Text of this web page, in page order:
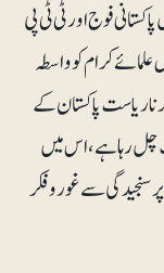
فوج اورٹی ٹی پی
کرام کو واسطہ
ریاست پاکستان کے
چل رہا ہے، اس میں
سنجیدگی سے غور وفکر